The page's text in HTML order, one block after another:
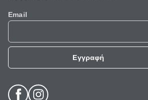
Email
Εγγραφή